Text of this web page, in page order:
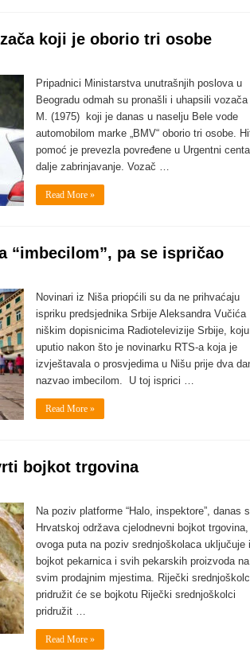
koji je oborio tri osobe
Pripadnici Ministarstva unutrašnjih poslova u
Beogradu odmah su pronašli i uhapsili vozača
M. (1975) koji je danas u naselju Bele vode
automobilom marke „BMV“ oborio tri osobe.
pomoć je prevezla povređene u Urgentni
dalje zabrinjavanje. Vozač …
Read More »
“imbecilom”, pa se ispričao
Novinari iz Niša priopćili su da ne prihvaćaju
ispriku predsjednika Srbije Aleksandra Vučića
niškim dopisnicima Radiotelevizije Srbije,
uputio nakon što je novinarku RTS-a koja je
izvještavala o prosvjedima u Nišu prije dva
nazvao imbecilom. U toj isprici …
Read More »
bojkot trgovina
Na poziv platforme “Halo, inspektore”, danas
Hrvatskoj održava cjelodnevni bojkot
ovoga puta na poziv srednjoškolaca uključuje i
bojkot pekarnica i svih pekarskih proizvoda na
svim prodajnim mjestima. Riječki
pridružit će se bojkotu Riječki srednjoškolci
pridružit …
Read More »